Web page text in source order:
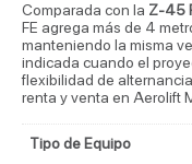
Comparada con la Z-45
FE agrega más de 4
manteniendo la misma
indicada cuando el
flexibilidad de
renta y venta en Aerolift
Tipo de Equipo